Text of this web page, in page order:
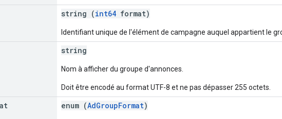
string (int64 format)
Identifiant unique de l'élément de campagne auquel appartient le
string
Nom à afficher du groupe d'annonces.
Doit être encodé au format UTF-8 et ne pas dépasser 255 octets.
enum (AdGroupFormat)